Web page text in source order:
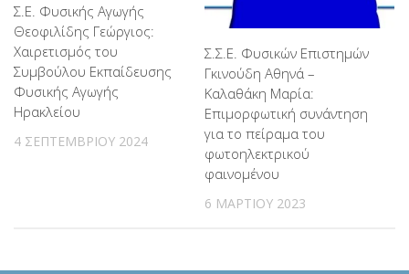
Σ.Ε. Φυσικής Αγωγής
Θεοφιλίδης Γεώργιος:
Χαιρετισμός του
Συμβούλου Εκπαίδευσης
Φυσικής Αγωγής
Ηρακλείου
4 ΣΕΠΤΕΜΒΡΊΟΥ 2024
Σ.Σ.Ε. Φυσικών Επιστημών
Γκινούδη Αθηνά –
Καλαθάκη Μαρία:
Επιμορφωτική συνάντηση
για το πείραμα του
φωτοηλεκτρικού
φαινομένου
6 ΜΑΡΤΊΟΥ 2023